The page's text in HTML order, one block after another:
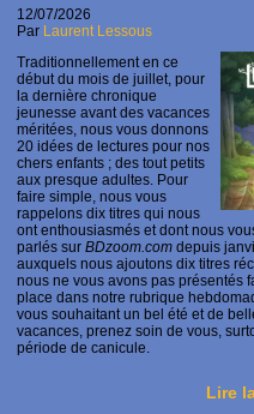
12/07/2026
Par Laurent Lessous
Traditionnellement en ce
début du mois de juillet, pour
la dernière chronique
jeunesse avant des vacances
méritées, nous vous donnons
20 idées de lectures pour nos
chers enfants ; des tout petits
aux presque adultes. Pour
faire simple, nous vous
rappelons dix titres qui nous
ont enthousiasmés et dont nous
parlés sur BDzoom.com depuis
auxquels nous ajoutons dix titres
nous ne vous avons pas présentés
place dans notre rubrique
vous souhaitant un bel été et de
vacances, prenez soin de vous,
période de canicule.
Lire